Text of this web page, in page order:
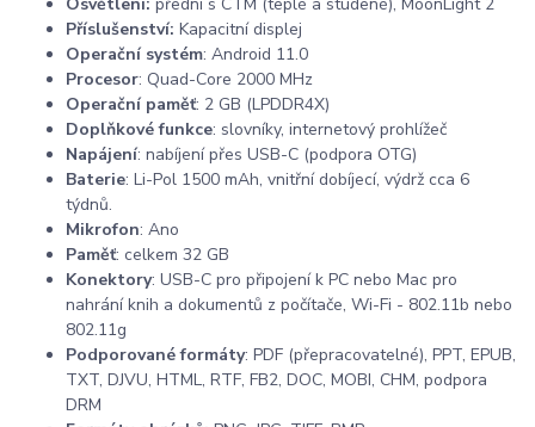
Osvětlení: přední s CTM (teplé a studené), MoonLight 2
Příslušenství: Kapacitní displej
Operační systém: Android 11.0
Procesor: Quad-Core 2000 MHz
Operační paměť: 2 GB (LPDDR4X)
Doplňkové funkce: slovníky, internetový prohlížeč
Napájení: nabíjení přes USB-C (podpora OTG)
Baterie: Li-Pol 1500 mAh, vnitřní dobíjecí, výdrž cca 6
týdnů.
Mikrofon: Ano
Paměť: celkem 32 GB
Konektory: USB-C pro připojení k PC nebo Mac pro
nahrání knih a dokumentů z počítače, Wi-Fi - 802.11b nebo
802.11g
Podporované formáty: PDF (přepracovatelné), PPT, EPUB,
TXT, DJVU, HTML, RTF, FB2, DOC, MOBI, CHM, podpora
DRM